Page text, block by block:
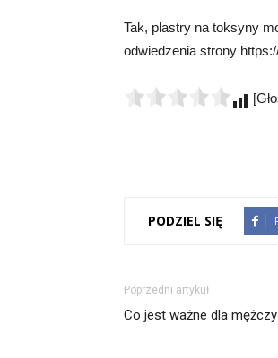
Tak, plastry na toksyny
odwiedzenia strony
PODZIEL SIĘ
Poprzedni artykuł
Co jest ważne dla